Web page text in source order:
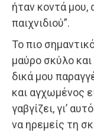
ήταν κοντά μου,
παιχνιδιού”.
Το πιο
μαύρο σκύλο και
δικά μου
και αγχωμένος
γαβγίζει, γι’
να ηρεμείς τη